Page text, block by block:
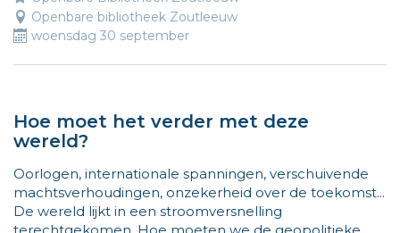
Openbare bibliotheek Zoutleeuw
woensdag 30 september
Hoe moet het verder met deze
wereld?
Oorlogen, internationale spanningen, verschuivende
machtsverhoudingen, onzekerheid over de toekomst...
De wereld lijkt in een stroomversnelling